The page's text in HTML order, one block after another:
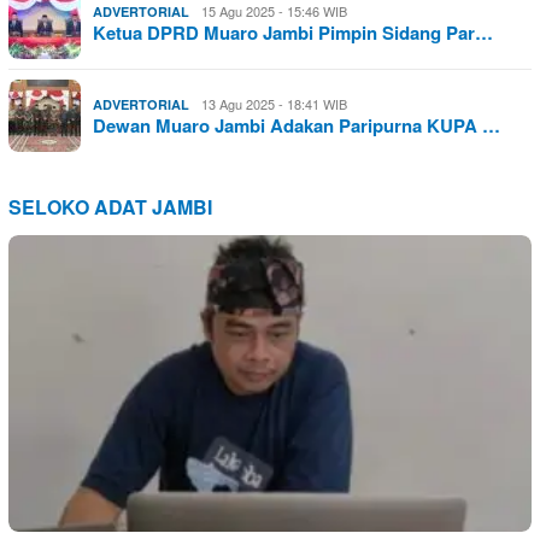
ADVERTORIAL 15 Agu 2025 - 15:46 WIB
Ketua DPRD Muaro Jambi Pimpin Sidang Par…
ADVERTORIAL 13 Agu 2025 - 18:41 WIB
Dewan Muaro Jambi Adakan Paripurna KUPA …
SELOKO ADAT JAMBI